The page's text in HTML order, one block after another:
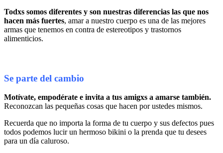
Todxs somos diferentes y son nuestras diferencias las que nos
hacen más fuertes, amar a nuestro cuerpo es una de las mejores
armas que tenemos en contra de estereotipos y trastornos
alimenticios.
Se parte del cambio
Motívate, empodérate e invita a tus amigxs a amarse también.
Reconozcan las pequeñas cosas que hacen por ustedes mismos.
Recuerda que no importa la forma de tu cuerpo y sus defectos pues
todos podemos lucir un hermoso bikini o la prenda que tu desees
para un día caluroso.